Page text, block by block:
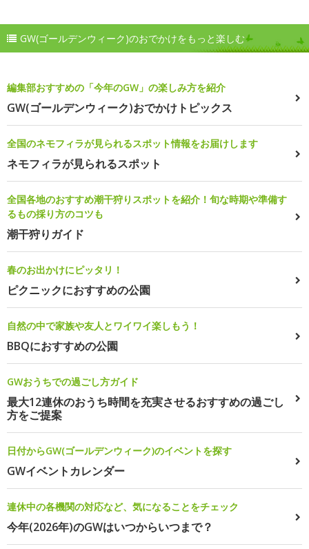
GW(ゴールデンウィーク)のおでかけをもっと楽しむ
編集部おすすめの「今年のGW」の楽しみ方を紹介
GW(ゴールデンウィーク)おでかけトピックス
全国のネモフィラが見られるスポット情報をお届けします
ネモフィラが見られるスポット
全国各地のおすすめ潮干狩りスポットを紹介！旬な時期や準備す
るもの採り方のコツも
潮干狩りガイド
春のお出かけにピッタリ！
ピクニックにおすすめの公園
自然の中で家族や友人とワイワイ楽しもう！
BBQにおすすめの公園
GWおうちでの過ごし方ガイド
最大12連休のおうち時間を充実させるおすすめの過ごし
方をご提案
日付からGW(ゴールデンウィーク)のイベントを探す
GWイベントカレンダー
連休中の各機関の対応など、気になることをチェック
今年(2026年)のGWはいつからいつまで？